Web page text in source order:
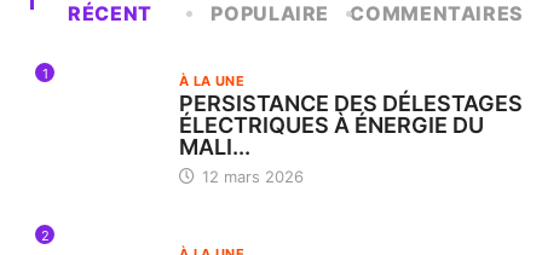
RÉCENT POPULAIRE COMMENTAIRES
1 À LA UNE
PERSISTANCE DES DÉLESTAGES
ÉLECTRIQUES À ÉNERGIE DU
MALI...
12 mars 2026
2